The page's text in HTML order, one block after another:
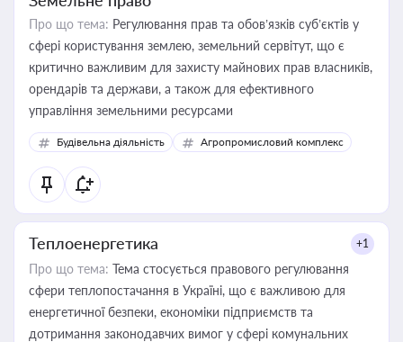
Про що тема: Регулювання прав та обов’язків суб’єктів у
сфері користування землею, земельний сервітут, що є
критично важливим для захисту майнових прав власників,
орендарів та держави, а також для ефективного
управління земельними ресурсами
Будівельна діяльність Агропромисловий комплекс
Теплоенергетика +1
Про що тема: Тема стосується правового регулювання
сфери теплопостачання в Україні, що є важливою для
енергетичної безпеки, економіки підприємств та
дотримання законодавчих вимог у сфері комунальних